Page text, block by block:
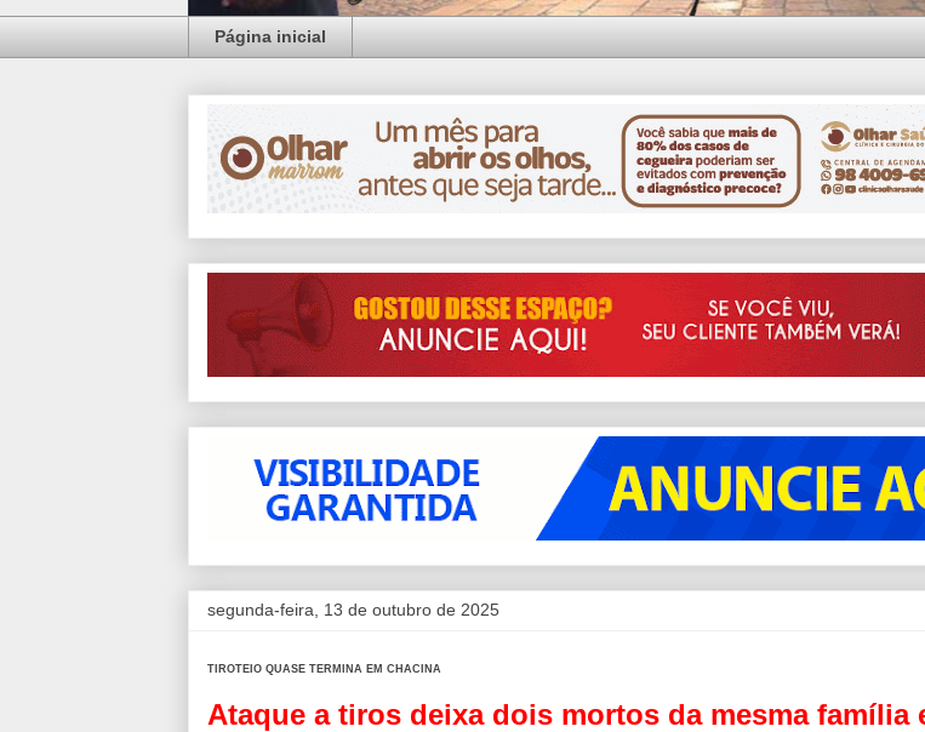
Página inicial
segunda-feira, 13 de outubro de 2025
TIROTEIO QUASE TERMINA EM CHACINA
Ataque a tiros deixa dois mortos da mesma família